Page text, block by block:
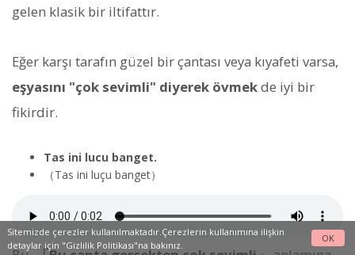
gelen klasik bir iltifattır.
Eğer karşı tarafın güzel bir çantası veya kıyafeti varsa,
eşyasını "çok sevimli" diyerek övmekde iyi bir
fikirdir.
Tas ini lucu banget.
（Tas ini luçu banget）
Sitemizde çerezler kullanılmaktadır.Çerezlerin kullanımına ilişkin
detaylar için "Gizlilik Politikası"na bakınız.
OK